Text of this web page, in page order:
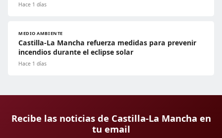
Hace 1 días
MEDIO AMBIENTE
Castilla-La Mancha refuerza medidas para prevenir
incendios durante el eclipse solar
Hace 1 días
Recibe las noticias de Castilla-La Mancha en
tu email